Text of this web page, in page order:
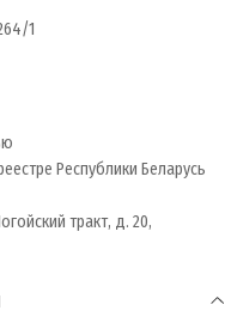
1
Республики Беларусь
тракт, д. 20,